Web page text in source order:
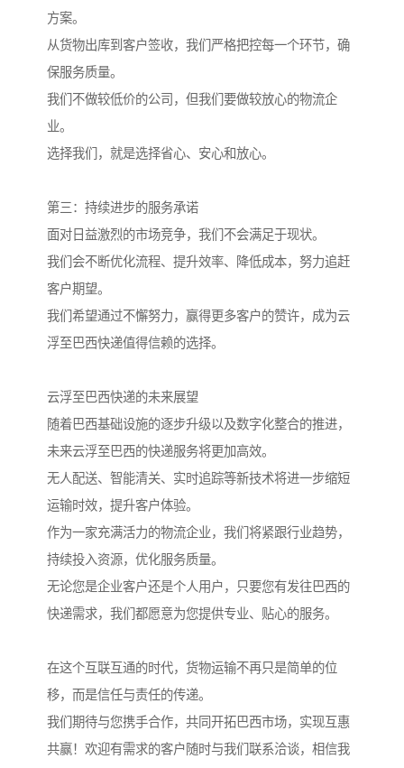
方案。
从货物出库到客户签收，我们严格把控每一个环节，确
保服务质量。
我们不做较低价的公司，但我们要做较放心的物流企
业。
选择我们，就是选择省心、安心和放心。
第三：持续进步的服务承诺
面对日益激烈的市场竞争，我们不会满足于现状。
我们会不断优化流程、提升效率、降低成本，努力追赶
客户期望。
我们希望通过不懈努力，赢得更多客户的赞许，成为云
浮至巴西快递值得信赖的选择。
云浮至巴西快递的未来展望
随着巴西基础设施的逐步升级以及数字化整合的推进，
未来云浮至巴西的快递服务将更加高效。
无人配送、智能清关、实时追踪等新技术将进一步缩短
运输时效，提升客户体验。
作为一家充满活力的物流企业，我们将紧跟行业趋势，
持续投入资源，优化服务质量。
无论您是企业客户还是个人用户，只要您有发往巴西的
快递需求，我们都愿意为您提供专业、贴心的服务。
在这个互联互通的时代，货物运输不再只是简单的位
移，而是信任与责任的传递。
我们期待与您携手合作，共同开拓巴西市场，实现互惠
共赢！欢迎有需求的客户随时与我们联系洽谈，相信我